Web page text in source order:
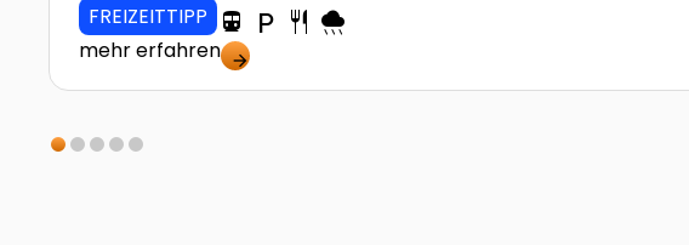
FREIZEITTIPP directions_transit local_parking restaurant rainy
mehr erfahren arrow_forward